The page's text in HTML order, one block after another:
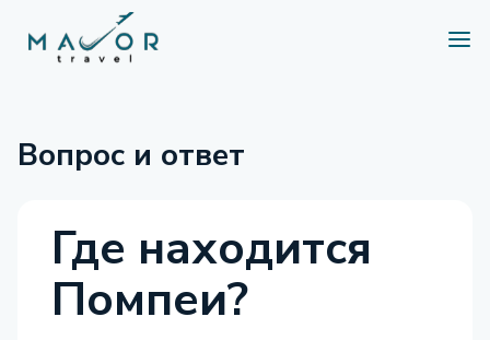
Вопрос и ответ
Где находится
Помпеи?